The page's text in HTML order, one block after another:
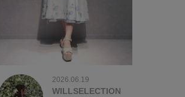
2026.06.19
WILLSELECTION